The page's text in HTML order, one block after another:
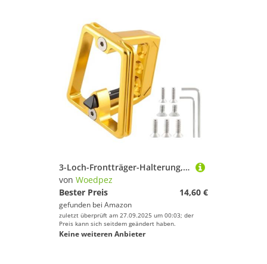
3-Loch-Frontträger-Halterung, langlebig, Aluminium-Legierungen, sichere Ladung, Transport für Klapprad, Werkzeug, schnelles Lösen des Gepäckträgers
von Woedpez
Bester Preis
14,60 €
gefunden bei Amazon
zuletzt überprüft am 27.09.2025 um 00:03; der
Preis kann sich seitdem geändert haben.
Keine weiteren Anbieter